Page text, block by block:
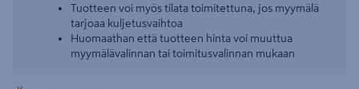
Tuotteen voi myös tilata toimitettuna, jos myymälä
tarjoaa kuljetusvaihtoa
Huomaathan että tuotteen hinta voi muuttua
myymälävalinnan tai toimitusvalinnan mukaan